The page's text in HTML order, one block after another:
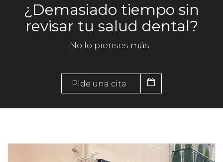
¿Demasiado tiempo sin
revisar tu salud dental?
No lo pienses más...
Pide una cita